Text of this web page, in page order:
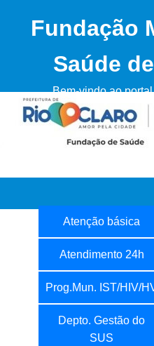
Fundação
Saúde
Bem-vindo ao portal
Atenção básica
Atendimento 24h
Prog.Mun. IST/HIV/
Depto. Gestão do
SUS